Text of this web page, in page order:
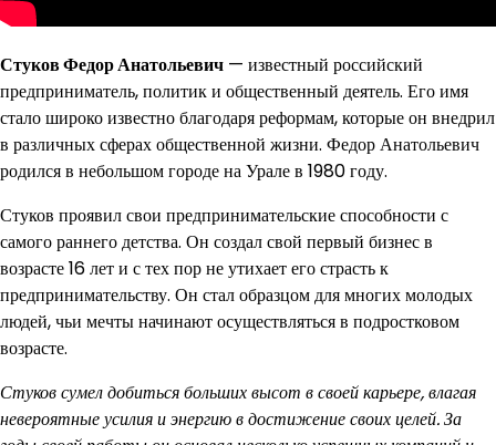
Стуков Федор Анатольевич — известный российский
предприниматель, политик и общественный деятель. Его имя
стало широко известно благодаря реформам, которые он внедрил
в различных сферах общественной жизни. Федор Анатольевич
родился в небольшом городе на Урале в 1980 году.
Стуков проявил свои предпринимательские способности с
самого раннего детства. Он создал свой первый бизнес в
возрасте 16 лет и с тех пор не утихает его страсть к
предпринимательству. Он стал образцом для многих молодых
людей, чьи мечты начинают осуществляться в подростковом
возрасте.
Стуков сумел добиться больших высот в своей карьере, влагая
невероятные усилия и энергию в достижение своих целей. За